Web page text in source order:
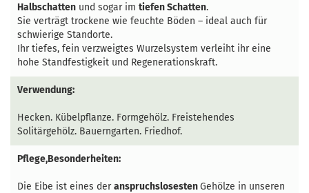
Halbschatten und sogar im tiefen Schatten.
Sie verträgt trockene wie feuchte Böden – ideal auch für
schwierige Standorte.
Ihr tiefes, fein verzweigtes Wurzelsystem verleiht ihr eine
hohe Standfestigkeit und Regenerationskraft.
Verwendung:
Hecken. Kübelpflanze. Formgehölz. Freistehendes
Solitärgehölz. Bauerngarten. Friedhof.
Pflege,Besonderheiten:
Die Eibe ist eines deranspruchslosestenGehölze in unseren